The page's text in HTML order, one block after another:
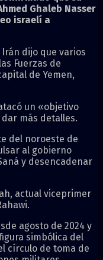
Ghaleb Nasser
israelí a
dijo que varios
Fuerzas de
de Yemen,
un «objetivo
más detalles.
del noroeste de
al gobierno
y desencadenar
actual viceprimer
agosto de 2024 y
simbólica del
círculo de toma de